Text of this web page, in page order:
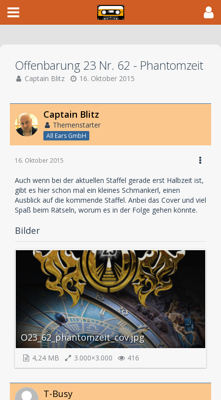
Offenbarung 23 Nr. 62 - Phantomzeit
Captain Blitz 16. Oktober 2015
Captain Blitz
Themenstarter
All Ears GmbH
16. Oktober 2015
Auch wenn bei der aktuellen Staffel gerade erst Halbzeit ist,
gibt es hier schon mal ein kleines Schmankerl, einen
Ausblick auf die kommende Staffel. Anbei das Cover und viel
Spaß beim Rätseln, worum es in der Folge gehen könnte.
Bilder
O23_62_phantomzeit_cov.jpg
4,24 MB 3.000×3.000 416
T-Busy